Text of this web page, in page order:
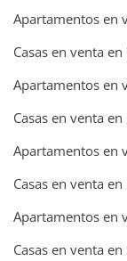
Apartamentos en
Casas en venta
Apartamentos en
Casas en venta
Apartamentos en
Casas en venta
Apartamentos en
Casas en venta en